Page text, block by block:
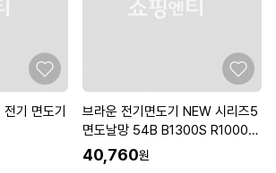
기 면도기
브라운 전기면도기 NEW 시리즈5
면도날망 54B B1300S R1000s
M1000S 독일 생산 정품 dn
40,760원